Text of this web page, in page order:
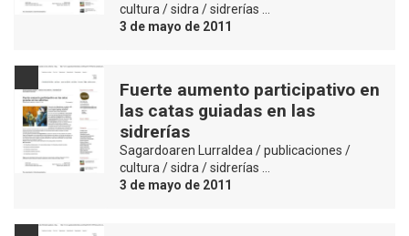
cultura / sidra / sidrerías …
3 de mayo de 2011
Fuerte aumento participativo en
las catas guiadas en las
sidrerías
Sagardoaren Lurraldea / publicaciones /
cultura / sidra / sidrerías …
3 de mayo de 2011